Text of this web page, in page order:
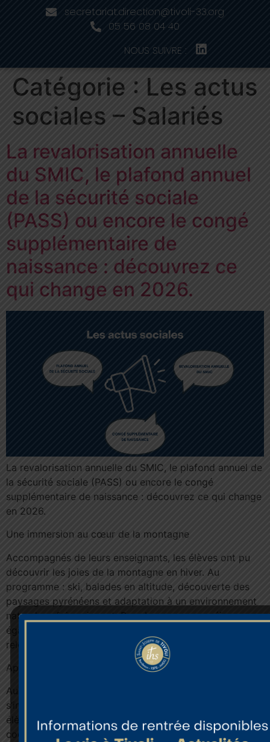
secretariat.direction@tivoli-33.org
05 56 08 04 40
NOUS SUIVRE :
Catégorie : Les actus
sociales – Salariés
La revalorisation annuelle
du SMIC, le plafond annuel
de la sécurité sociale
(PASS) ou encore le congé
supplémentaire de
naissance : découvrez ce
qui change en 2026.
La revalorisation annuelle du SMIC, le plafond annuel de
la sécurité sociale (PASS) ou encore le congé
supplémentaire de naissance : découvrez ce qui change
en 2026.
Une immersion au cœur de la montagne
Accompagnés de leurs enseignants, les élèves ont pu
découvrir les joies de la montagne en hiver. Au
programme : ski, balades en altitude, découverte des
paysages pyrénéens et adaptation à un environnement
naturel parfois exigeant. Pour beaucoup, ce séjour a
également été l’occasion de gagner en autonomie et de
relever de nouveaux défis.
Apprendre autrement
Au-delà de la pratique sportive, ce voyage scolaire
s’inscrit pleinement dans une démarche éducative. Les
élèves ont appris à respecter les règles de sécurité, à
coopérer entre eux et à faire preuve de persévérance.